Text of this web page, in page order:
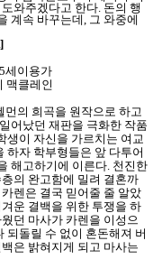
와주겠다고 한다. 돈의 행
계속 바꾸는데, 그 와중에
세이용가
맥클레인
의 희곡을 원작으로 하고
어났던 재판을 극화한 작품
생이 자신을 가르치는 여교
하자 학부형들은 앞 다투어
해고하기에 이른다. 천진한
의 완고함에 밀려 결혼까
렌은 결국 믿어줄 줄 알았
운 결백을 위한 투쟁을 하
던 마사가 카렌을 이성으
되돌릴 수 없이 혼돈해져 버
은 밝혀지게 되고 마사는